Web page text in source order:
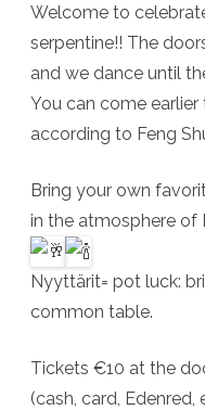
Welcome to
serpentine!! The
and we dance until
You can come
according to Feng
Bring your own
in the atmosphere of
Nyyttärit= pot luck:
common table.
Tickets €10 at the
(cash, card, Edenred,